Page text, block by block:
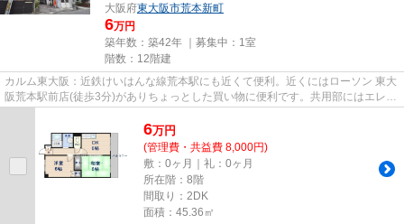
大阪府東大阪市荒本新町
6万円
築年数：築42年 ｜募集中： 1室
階数：12階建
カルム東大阪：近鉄けいはんな線荒本駅にも近くて便利。近くにはローソン 東大
阪荒本駅前店(徒歩3分)がありちょっとした買い物に便利です。共用部にはエレベ
ータ・敷地内ごみ置き場な...
6万円
(管理費・共益費 8,000円)
敷：0ヶ月｜礼：0ヶ月
所在階：8階
間取り：2DK
面積：45.36㎡